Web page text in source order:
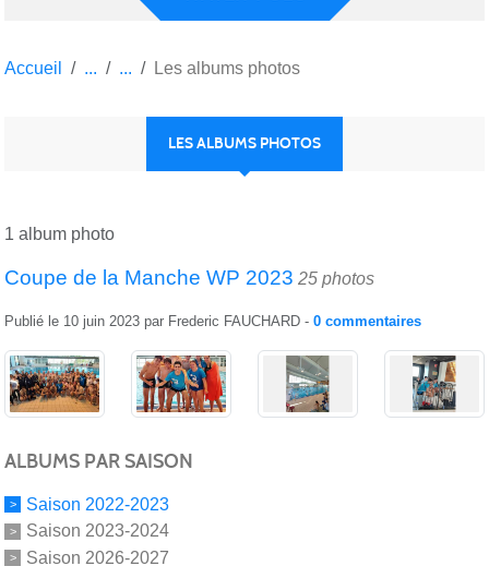
Accueil Les albums photos
LES ALBUMS PHOTOS
1 album photo
Coupe de la Manche WP 2023 25 photos
Publié le 10 juin 2023 par Frederic FAUCHARD - 0 commentaires
ALBUMS PAR SAISON
Saison 2022-2023
Saison 2023-2024
Saison 2026-2027